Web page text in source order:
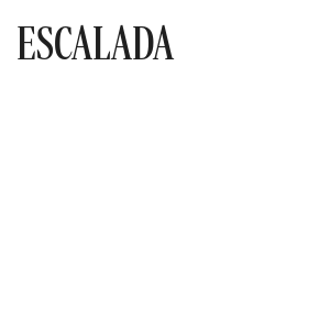
ESCALADA